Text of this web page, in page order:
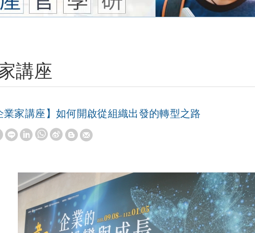
講座
業家講座】如何開啟從組織出發的轉型之路
a
s
A
n
W
e